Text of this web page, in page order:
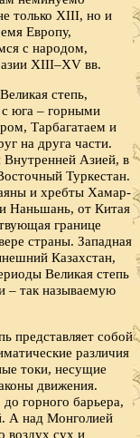
только XIII, но и
Европу,
с народом,
XIII–XV вв.
степь,
с юга – горными
Тарбагатаем и
на друга части.
Внутренней Азией, в
Туркестан.
и хребты Хамар-
Наньшань, от Китая
границе
страны. Западная
Казахстан,
Великая степь
– так называемую
представляет собой
различия
токи, несущие
движения.
горного барьера,
А над Монголией
воздух сух и